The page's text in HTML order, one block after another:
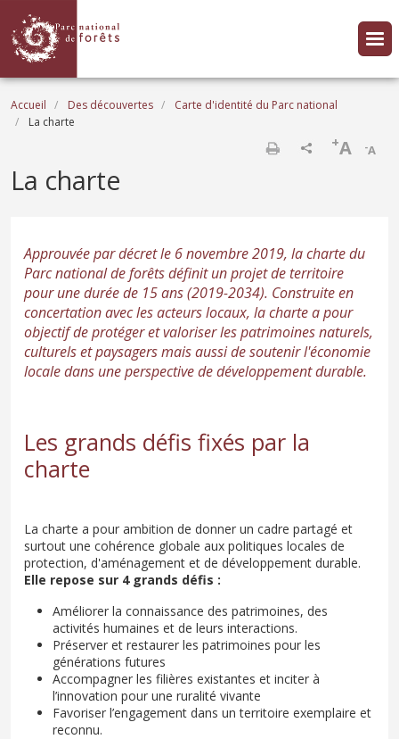
Fil d'Ariane
Accueil Des découvertes
Carte d'identité du Parc national
La charte
-A
+A
La charte
Approuvée par décret le 6 novembre 2019, la charte du
Parc national de forêts définit un projet de territoire
pour une durée de 15 ans (2019-2034). Construite en
concertation avec les acteurs locaux, la charte a pour
objectif de protéger et valoriser les patrimoines naturels,
culturels et paysagers mais aussi de soutenir l'économie
locale dans une perspective de développement durable.
Les grands défis fixés par la
charte
La charte a pour ambition de donner un cadre partagé et
surtout une cohérence globale aux politiques locales de
protection, d'aménagement et de développement durable.
Elle repose sur 4 grands défis :
Améliorer la connaissance des patrimoines, des
activités humaines et de leurs interactions.
Préserver et restaurer les patrimoines pour les
générations futures
Accompagner les filières existantes et inciter à
l’innovation pour une ruralité vivante
Favoriser l’engagement dans un territoire exemplaire et
reconnu.